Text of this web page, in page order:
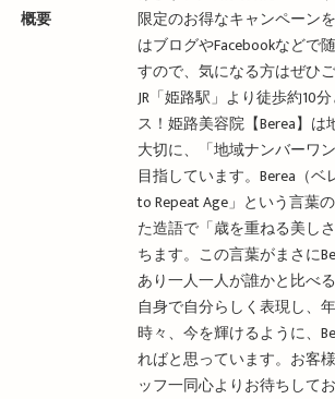
概要
限定のお得なキャンペーン
はブログやFacebookなどで
すので、気になる方はぜひ
JR「姫路駅」より徒歩約10
ス！姫路美容院【Berea】
大切に、「地域ナンバーワ
目指しています。Berea（ベ
to Repeat Age」という言葉
た造語で「歳を重ねる美し
ちます。この言葉がまさに
あり一人一人が誰かと比べ
自身で自分らしく表現し、
時々、今を輝けるように、
ればと思っています。お客
ッフ一同心よりお待ちしてお